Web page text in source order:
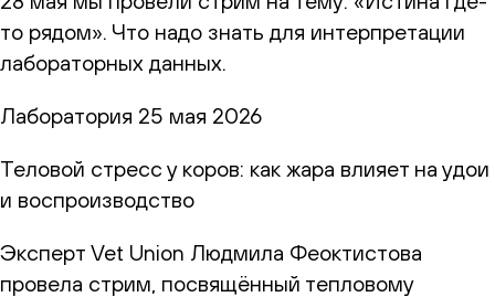
то рядом». Что надо знать для интерпретации
лабораторных данных.
Лаборатория 25 мая 2026
Теловой стресс у коров: как жара влияет на удои
и воспроизводство
Эксперт Vet Union Людмила Феоктистова
провела стрим, посвящённый тепловому